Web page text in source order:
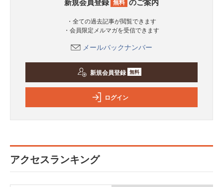
無料
・全ての過去記事が閲覧できます
・会員限定メルマガを受信できます
メールバックナンバー
新規会員登録 無料
ログイン
アクセスランキング